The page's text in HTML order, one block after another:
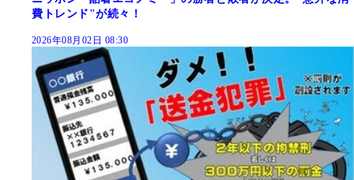
費トレンド"が続々！
2026年08月02日 08:30